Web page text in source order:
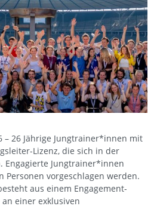
– 26 Jährige Jungtrainer*innen mit
Lizenz, die sich in der
Engagierte Jungtrainer*innen
Personen vorgeschlagen werden.
aus einem Engagement-
einer exklusiven